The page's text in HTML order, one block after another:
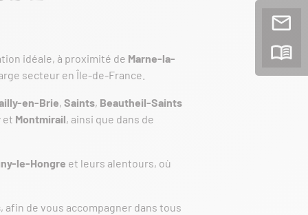
idéale, à proximité de Marne-la-
secteur en Île-de-France.
en-Brie, Saints, Beautheil-Saints
et Montmirail, ainsi que dans de
le-Hongre et leurs alentours, où
, afin de vous accompagner dans tous